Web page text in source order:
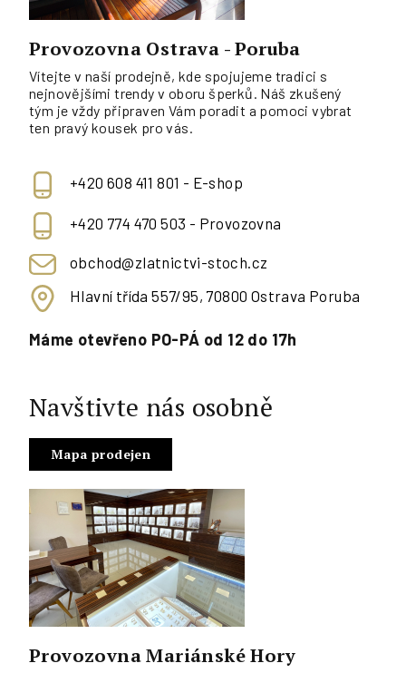
Provozovna Ostrava - Poruba
Vítejte v naší prodejně, kde spojujeme tradici s
nejnovějšími trendy v oboru šperků. Náš zkušený
tým je vždy připraven Vám poradit a pomoci vybrat
ten pravý kousek pro vás.
+420 608 411 801 - E-shop
+420 774 470 503 - Provozovna
obchod@zlatnictvi-stoch.cz
Hlavní třída 557/95, 70800 Ostrava Poruba
Máme otevřeno PO-PÁ od 12 do 17h
Navštivte nás osobně
Mapa prodejen
Provozovna Mariánské Hory